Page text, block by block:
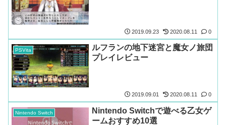
2019.09.23 2020.08.11 0
PSVita
ルフランの地下迷宮と魔女ノ旅団
プレイレビュー
2019.09.01 2020.08.11 0
Nintendo Switch
Nintendo Switchで遊べる乙女ゲ
ームおすすめ10選